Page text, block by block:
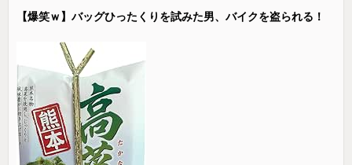
【爆笑ｗ】バッグひったくりを試みた男、バイクを盗られる！